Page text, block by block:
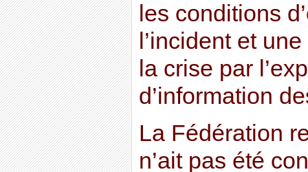
les conditions
l’incident et
la crise par
d’information
La Fédération
n’ait pas été